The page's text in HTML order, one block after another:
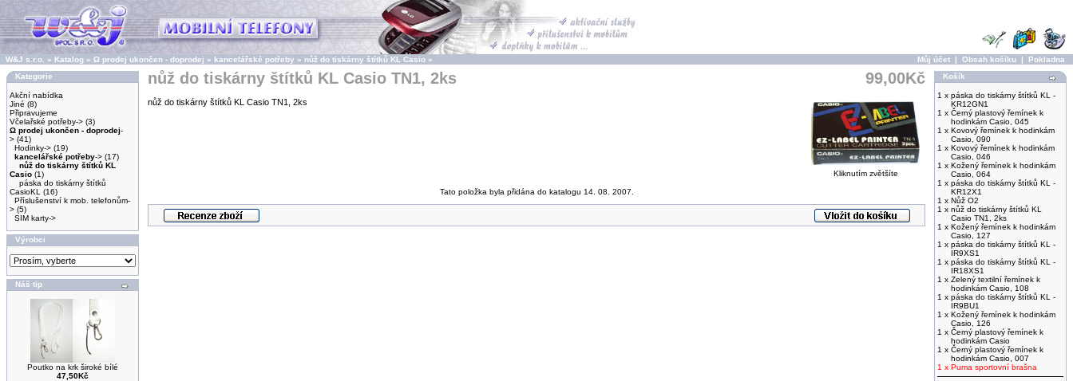
W&J s.r.o. » Katalog » Ω prodej ukončen - doprodej » kancelářské potřeby » nůž do tiskárny štítků KL Casio » Můj účet | Obsah košíku | Pokladna
Kategorie
Akční nabídka
Jiné (8)
Připravujeme
Včelařské potřeby-> (3)
Ω prodej ukončen - doprodej-
> (41)
Hodinky-> (19)
kancelářské potřeby-> (17)
nůž do tiskárny štítků KL
Casio (1)
páska do tiskárny štítků
CasioKL
(16)
Příslušenství k mob. telefonům-
> (5)
SIM karty->
Výrobci
Náš tip
Poutko na krk široké bílé
47,50Kč
nůž do tiskárny štítků KL Casio TN1, 2ks 99,00Kč
Kliknutím zvětšíte
nůž do tiskárny štítků KL Casio TN1, 2ks
Tato položka byla přidána do katalogu 14. 08. 2007.
Košík
1 x páska do tiskárny štítků KL -
KR12GN1
1 x Černý plastový řemínek k
hodinkám Casio, 045
1 x Kovový řemínek k hodinkám
Casio, 090
1 x Kovový řemínek k hodinkám
Casio, 046
1 x Kožený řemínek k hodinkám
Casio, 064
1 x páska do tiskárny štítků KL -
KR12X1
1 x Nůž O2
1 x nůž do tiskárny štítků KL
Casio TN1, 2ks
1 x Kožený řemínek k hodinkám
Casio, 127
1 x páska do tiskárny štítků KL -
IR9XS1
1 x páska do tiskárny štítků KL -
IR18XS1
1 x Zelený textilní řemínek k
hodinkám Casio, 108
1 x páska do tiskárny štítků KL -
IR9BU1
1 x Kožený řemínek k hodinkám
Casio, 126
1 x Černý plastový řemínek k
hodinkám Casio
1 x Černý plastový řemínek k
hodinkám Casio, 007
1 x Puma sportovní brašna